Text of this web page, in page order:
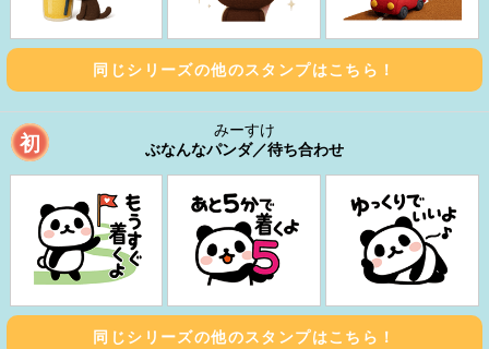
同じシリーズの他のスタンプはこちら！
初
みーすけ
ぶなんなパンダ／待ち合わせ
同じシリーズの他のスタンプはこちら！